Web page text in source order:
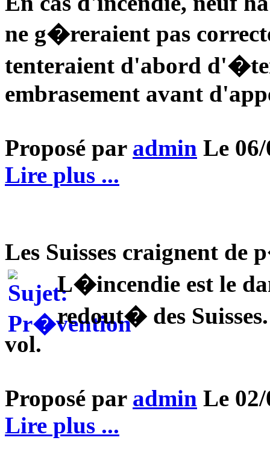
ne g�reraient pas
tenteraient d'abord
embrasement avant
Proposé par admin Le
Lire plus ...
Les Suisses craignent de
L�incendie est le
redout� des
vol.
Proposé par admin Le
Lire plus ...